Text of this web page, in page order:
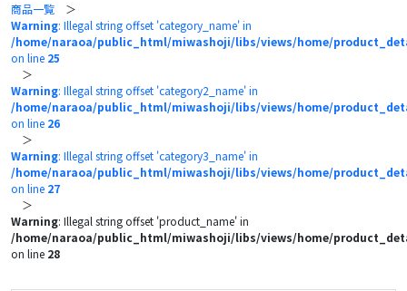
商品一覧 ＞
Warning: Illegal string offset 'category_name' in
/home/naraoa/public_html/miwashoji/libs/views/home/
on line 25
＞
Warning: Illegal string offset 'category2_name' in
/home/naraoa/public_html/miwashoji/libs/views/home/
on line 26
＞
Warning: Illegal string offset 'category3_name' in
/home/naraoa/public_html/miwashoji/libs/views/home/
on line 27
＞
Warning: Illegal string offset 'product_name' in
/home/naraoa/public_html/miwashoji/libs/views/home/
on line 28